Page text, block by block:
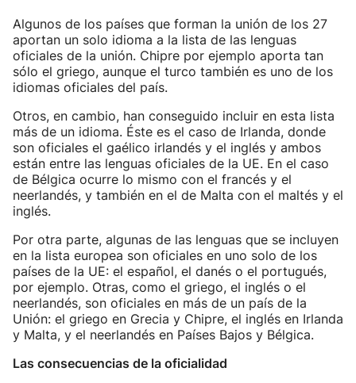
Algunos de los países que forman la unión de los 27
aportan un solo idioma a la lista de las lenguas
oficiales de la unión. Chipre por ejemplo aporta tan
sólo el griego, aunque el turco también es uno de los
idiomas oficiales del país.
Otros, en cambio, han conseguido incluir en esta lista
más de un idioma. Éste es el caso de Irlanda, donde
son oficiales el gaélico irlandés y el inglés y ambos
están entre las lenguas oficiales de la UE. En el caso
de Bélgica ocurre lo mismo con el francés y el
neerlandés, y también en el de Malta con el maltés y el
inglés.
Por otra parte, algunas de las lenguas que se incluyen
en la lista europea son oficiales en uno solo de los
países de la UE: el español, el danés o el portugués,
por ejemplo. Otras, como el griego, el inglés o el
neerlandés, son oficiales en más de un país de la
Unión: el griego en Grecia y Chipre, el inglés en Irlanda
y Malta, y el neerlandés en Países Bajos y Bélgica.
Las consecuencias de la oficialidad